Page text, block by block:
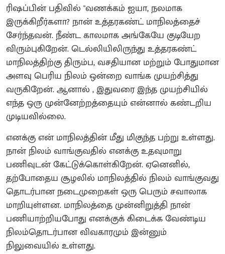
ரிஷப்பின் பதிவில் "வணக்கம் ஐயா, நலமாக
இருக்கிறீர்களா? நான் உத்தரகண்ட் மாநிலத்தைச்
சேர்ந்தவன். நீண்ட காலமாக அங்கேயே குடியேற
விரும்புகிறேன். டெல்லியிலிருந்து உத்தரகண்ட்
மாநிலத்திற்கு திரும்ப, வசதியான மற்றும் போதுமான
அளவு பெரிய நிலம் ஒன்றை வாங்க முயற்சித்து
வருகிறேன். ஆனால் , இதுவரை இந்த முயற்சியில்
எந்த ஒரு முன்னேற்றத்தையும் என்னால் கண்டறிய
முடியவில்லை.
எனக்கு என் மாநிலத்தின் மீது மிகுந்த பற்று உள்ளது.
நான் நிலம் வாங்குவதில் எனக்கு உதவுமாறு
பணிவுடன் கேட்டுக்கொள்கிறேன். ஏனெனில்,
தற்போதைய சூழலில் மாநிலத்தில் நிலம் வாங்குவது
தொடர்பான நடைமுறைகள் ஒரு பெரும் சவாலாக
மாறியுள்ளன. மாநிலத்தை முன்னிறுத்தி நான்
பணியாற்றியபோது எனக்குக் கிடைக்க வேண்டிய
நிலம்தொடர்பான விவகாரமும் இன்னும்
நிலுவையில் உள்ளது.